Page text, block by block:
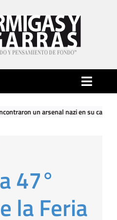
Toggle
nazi en su casa | El
47°
la Feria